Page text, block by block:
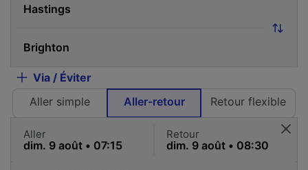
Via / Éviter
Aller simple
Aller-retour Retour flexible
Aller Retour